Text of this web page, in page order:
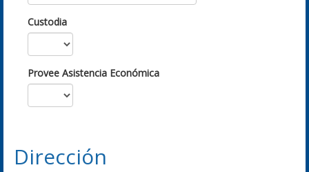
Custodia
Provee Asistencia Económica
Dirección